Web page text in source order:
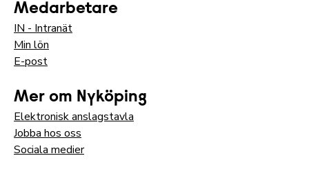
Medarbetare
IN - Intranät
Min lön
E-post
Mer om Nyköping
Elektronisk anslagstavla
Jobba hos oss
Sociala medier